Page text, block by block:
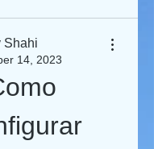
Shahi
14, 2023